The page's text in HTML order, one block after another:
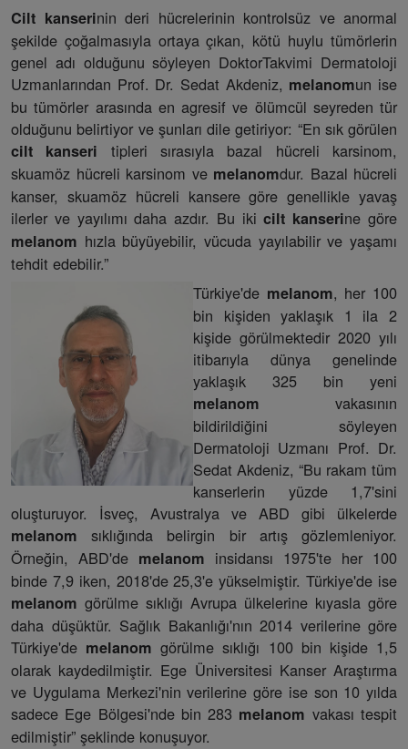
Cilt kanserinin deri hücrelerinin kontrolsüz ve anormal
şekilde çoğalmasıyla ortaya çıkan, kötü huylu tümörlerin
genel adı olduğunu söyleyen DoktorTakvimi Dermatoloji
Uzmanlarından Prof. Dr. Sedat Akdeniz, melanomun ise
bu tümörler arasında en agresif ve ölümcül seyreden tür
olduğunu belirtiyor ve şunları dile getiriyor: “En sık görülen
cilt kanseri tipleri sırasıyla bazal hücreli karsinom,
skuamöz hücreli karsinom ve melanomdur. Bazal hücreli
kanser, skuamöz hücreli kansere göre genellikle yavaş
ilerler ve yayılımı daha azdır. Bu ikicilt kanserine göre
melanom hızla büyüyebilir, vücuda yayılabilir ve yaşamı
tehdit edebilir.”
Türkiye'de melanom, her 100
bin kişiden yaklaşık 1 ila 2
kişide görülmektedir 2020 yılı
itibarıyla dünya genelinde
yaklaşık 325 bin yeni
melanom vakasının
bildirildiğini söyleyen
Dermatoloji Uzmanı Prof. Dr.
Sedat Akdeniz, “Bu rakam tüm
kanserlerin yüzde 1,7'sini
oluşturuyor. İsveç, Avustralya ve ABD gibi ülkelerde
melanom sıklığında belirgin bir artış gözlemleniyor.
Örneğin, ABD'de melanom insidansı 1975'te her 100
binde 7,9 iken, 2018'de 25,3'e yükselmiştir. Türkiye'de ise
melanom görülme sıklığı Avrupa ülkelerine kıyasla göre
daha düşüktür. Sağlık Bakanlığı'nın 2014 verilerine göre
Türkiye'de melanom görülme sıklığı 100 bin kişide 1,5
olarak kaydedilmiştir. Ege Üniversitesi Kanser Araştırma
ve Uygulama Merkezi'nin verilerine göre ise son 10 yılda
sadece Ege Bölgesi'nde bin 283 melanom vakası tespit
edilmiştir” şeklinde konuşuyor.